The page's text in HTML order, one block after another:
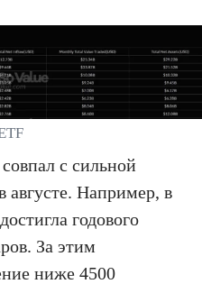
с сильной
августе. Например, в
годового
За этим
ниже 4500